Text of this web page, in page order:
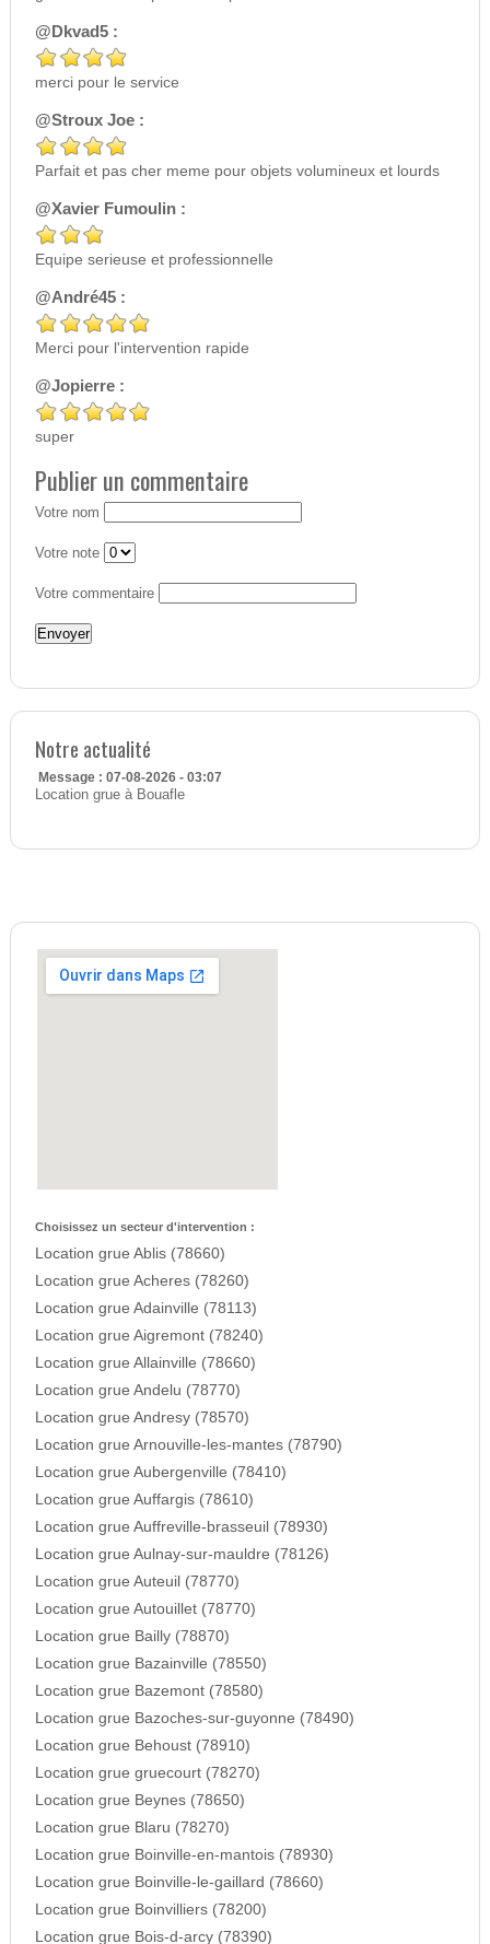
@Dkvad5 :
merci pour le service
@Stroux Joe :
Parfait et pas cher meme pour objets volumineux et lourds
@Xavier Fumoulin :
Equipe serieuse et professionnelle
@André45 :
Merci pour l'intervention rapide
@Jopierre :
super
Publier un commentaire
Votre nom
Votre note
Votre commentaire
Notre actualité
Message : 07-08-2026 - 03:07
Location grue à Bouafle
Choisissez un secteur d'intervention :
Location grue Ablis (78660)
Location grue Acheres (78260)
Location grue Adainville (78113)
Location grue Aigremont (78240)
Location grue Allainville (78660)
Location grue Andelu (78770)
Location grue Andresy (78570)
Location grue Arnouville-les-mantes (78790)
Location grue Aubergenville (78410)
Location grue Auffargis (78610)
Location grue Auffreville-brasseuil (78930)
Location grue Aulnay-sur-mauldre (78126)
Location grue Auteuil (78770)
Location grue Autouillet (78770)
Location grue Bailly (78870)
Location grue Bazainville (78550)
Location grue Bazemont (78580)
Location grue Bazoches-sur-guyonne (78490)
Location grue Behoust (78910)
Location grue gruecourt (78270)
Location grue Beynes (78650)
Location grue Blaru (78270)
Location grue Boinville-en-mantois (78930)
Location grue Boinville-le-gaillard (78660)
Location grue Boinvilliers (78200)
Location grue Bois-d-arcy (78390)